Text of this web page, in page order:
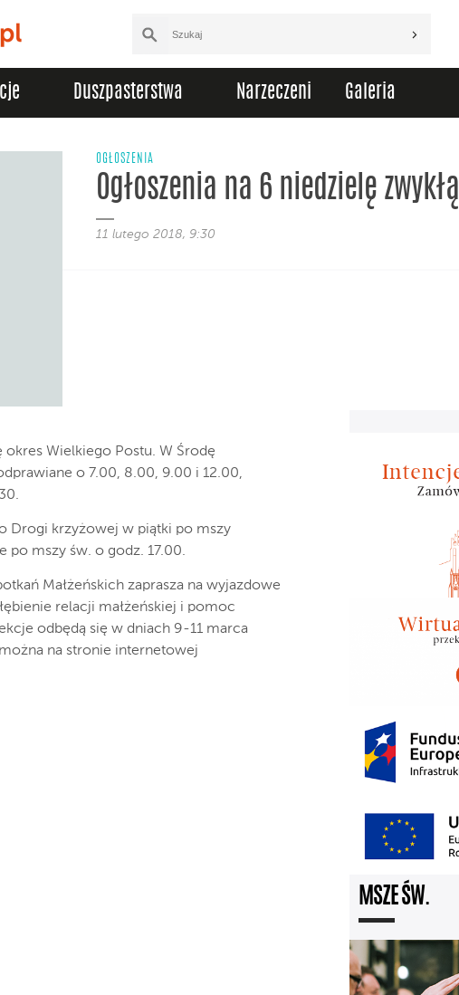
Duszpasterstwa Narzeczeni Galeria
OGŁOSZENIA
Ogłoszenia na 6 niedzielę zwykłą
11 lutego 2018, 9:30
Wielkiego Postu. W Środę
o 7.00, 8.00, 9.00 i 12.00,
Drogi krzyżowej w piątki po mszy
po mszy św. o godz. 17.00.
Małżeńskich zaprasza na wyjazdowe
relacji małżeńskiej i pomoc
odbędą się w dniach 9-11 marca
na stronie internetowej
MSZE ŚW.